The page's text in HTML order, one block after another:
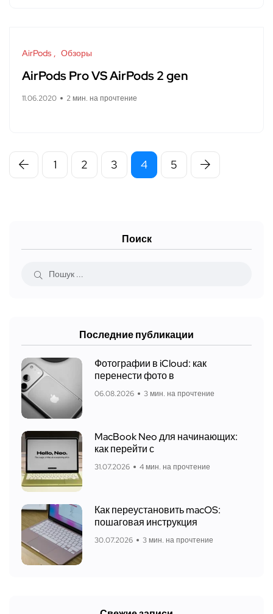
AirPods Обзоры
AirPods Pro VS AirPods 2 gen
11.06.2020 2 мин. на прочтение
1 2 3 4 5
Поиск
Последние публикации
Фотографии в iCloud: как
перенести фото в
06.08.2026 3 мин. на прочтение
MacBook Neo для начинающих:
как перейти с
31.07.2026 4 мин. на прочтение
Как переустановить macOS:
пошаговая инструкция
30.07.2026 3 мин. на прочтение